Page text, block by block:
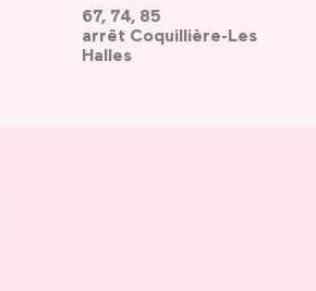
67, 74, 85
arrêt Coquillière-Les
Halles